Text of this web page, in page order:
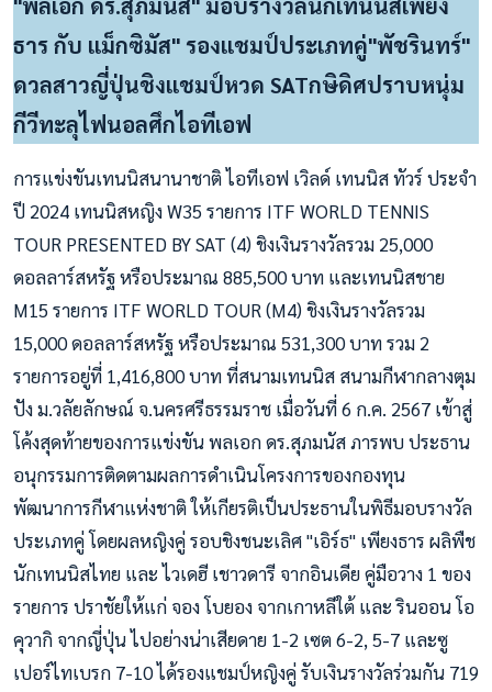
"พลเอก ดร.สุภมนัส" มอบรางวัลนักเทนนิสเพียง
ธาร กับ แม็กซิมัส" รองแชมป์ประเภทคู่"พัชรินทร์"
ดวลสาวญี่ปุ่นชิงแชมป์หวด SATกษิดิศปราบหนุ่ม
กีวีทะลุไฟนอลศึกไอทีเอฟ
การแข่งขันเทนนิสนานาชาติ ไอทีเอฟ เวิลด์ เทนนิส ทัวร์ ประจำ
ปี 2024 เทนนิสหญิง W35 รายการ ITF WORLD TENNIS
TOUR PRESENTED BY SAT (4) ชิงเงินรางวัลรวม 25,000
ดอลลาร์สหรัฐ หรือประมาณ 885,500 บาท และเทนนิสชาย
M15 รายการ ITF WORLD TOUR (M4) ชิงเงินรางวัลรวม
15,000 ดอลลาร์สหรัฐ หรือประมาณ 531,300 บาท รวม 2
รายการอยู่ที่ 1,416,800 บาท ที่สนามเทนนิส สนามกีฬากลางตุม
ปัง ม.วลัยลักษณ์ จ.นครศรีธรรมราช เมื่อวันที่ 6 ก.ค. 2567 เข้าสู่
โค้งสุดท้ายของการแข่งขัน พลเอก ดร.สุภมนัส ภารพบ ประธาน
อนุกรรมการติดตามผลการดำเนินโครงการของกองทุน
พัฒนาการกีฬาแห่งชาติ ให้เกียรติเป็นประธานในพิธีมอบรางวัล
ประเภทคู่ โดยผลหญิงคู่ รอบชิงชนะเลิศ "เอิร์ธ" เพียงธาร ผลิพืช
นักเทนนิสไทย และ ไวเดฮี เชาวดารี จากอินเดีย คู่มือวาง 1 ของ
รายการ ปราชัยให้แก่ จอง โบยอง จากเกาหลีใต้ และ รินออน โอ
คุวากิ จากญี่ปุ่น ไปอย่างน่าเสียดาย 1-2 เซต 6-2, 5-7 และซู
เปอร์ไทเบรก 7-10 ได้รองแชมป์หญิงคู่ รับเงินรางวัลร่วมกัน 719